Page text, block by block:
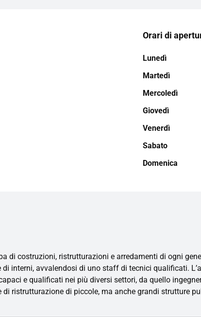
Orari di
Lunedì
Martedì
Mercoledì
Giovedì
Venerdì
Sabato
Domenica
di costruzioni, ristrutturazioni e arredamenti di ogni
interni, avvalendosi di uno staff di tecnici qualificati.
e qualificati nei più diversi settori, da quello
ristrutturazione di piccole, ma anche grandi strutture